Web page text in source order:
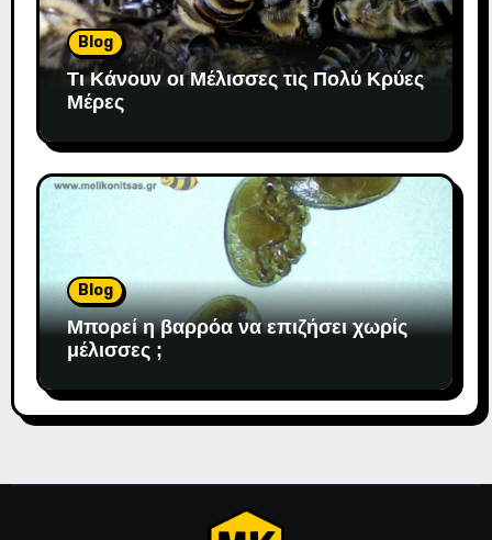
Blog
Τι Κάνουν οι Μέλισσες τις Πολύ Κρύες
Μέρες
Blog
Μπορεί η βαρρόα να επιζήσει χωρίς
μέλισσες ;